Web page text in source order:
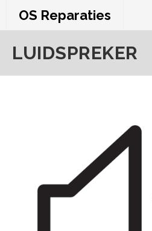
OS Reparaties
LUIDSPREKER